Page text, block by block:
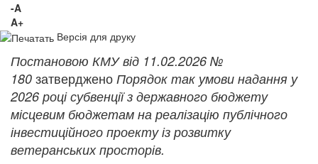
-A
A+
Версія для друку
Постановою КМУ від 11.02.2026 №
180 затверджено Порядок так умови надання у
2026 році субвенції з державного бюджету
місцевим бюджетам на реалізацію публічного
інвестиційного проекту із розвитку
ветеранських просторів.